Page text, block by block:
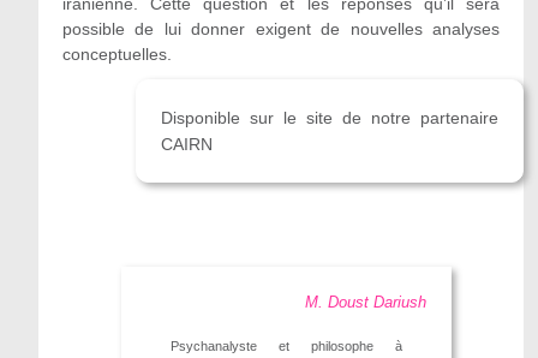
iranienne. Cette question et les réponses qu’il sera
possible de lui donner exigent de nouvelles analyses
conceptuelles.
Disponible sur le site de notre partenaire
CAIRN
M. Doust Dariush
Psychanalyste et philosophe à